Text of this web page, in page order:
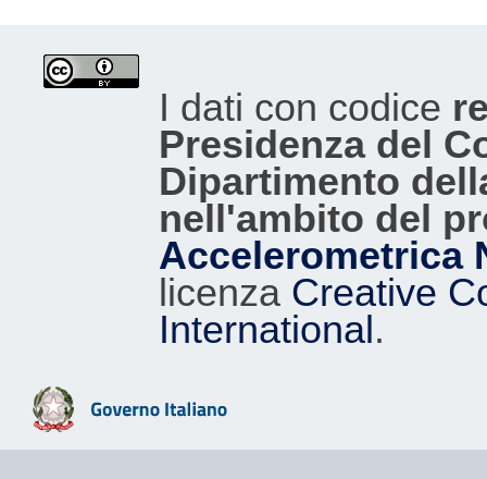
I dati con codice
Presidenza del
Dipartimento
nell'ambito del
Accelerometrica
licenza Creative
International.